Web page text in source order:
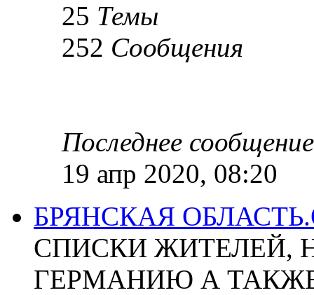
25 Темы
252 Сообщения
Последнее сообщение
19 апр 2020, 08:20
БРЯНСКАЯ
СПИСКИ ЖИТЕЛЕЙ,
ГЕРМАНИЮ А